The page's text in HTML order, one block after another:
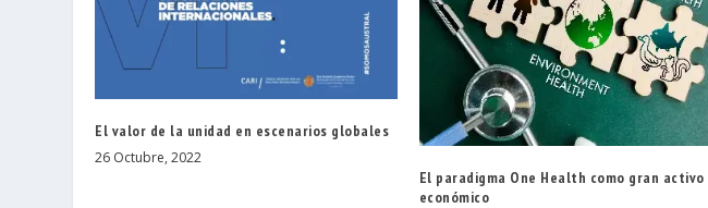
El valor de la unidad en escenarios globales
26 Octubre, 2022
El paradigma One Health como gran activo
económico